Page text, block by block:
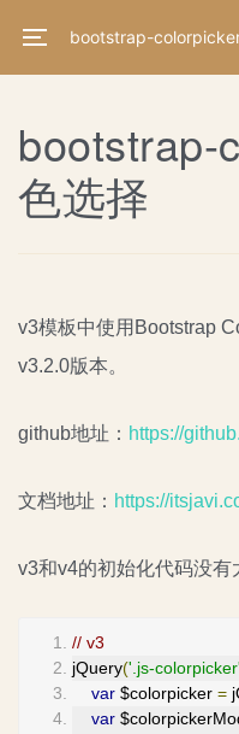
bootstrap-
bootstrap-
色选择
v3模板中使用Bootstrap
v3.2.0版本。
github地址： https://
文档地址： https://
v3和v4的初始化代码没有
// v3
jQuery('.js-colorpicker'
var $colorpicker =
var